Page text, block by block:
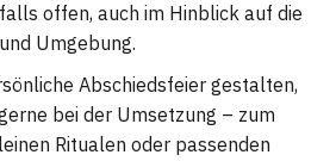
offen, auch im Hinblick auf die
Umgebung.
Abschiedsfeier gestalten,
bei der Umsetzung – zum
Ritualen oder passenden